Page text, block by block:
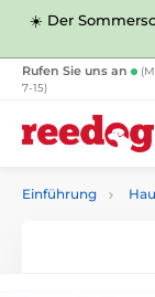
☀️ Der
Rufen Sie uns an
7-15)
Einführung